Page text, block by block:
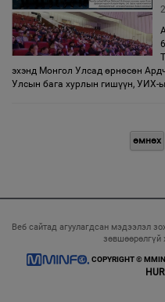
эхэнд Монгол Улсад өрнөсөн
Улсын бага хурлын гишүүн, УИХ-
өмнөх
Веб сайтад агуулагдсан мэдээлэл
зөвшөөрөлгүй
COPYRIGHT ©